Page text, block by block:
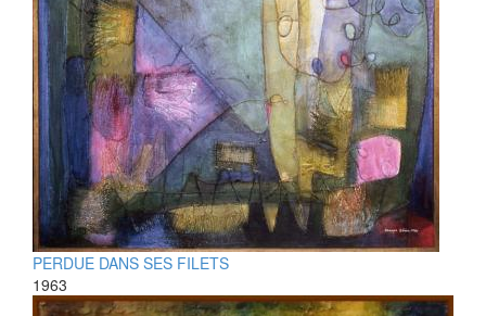
PERDUE DANS SES FILETS
1963